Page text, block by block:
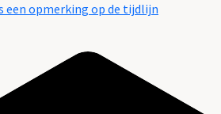
een opmerking op de tijdlijn